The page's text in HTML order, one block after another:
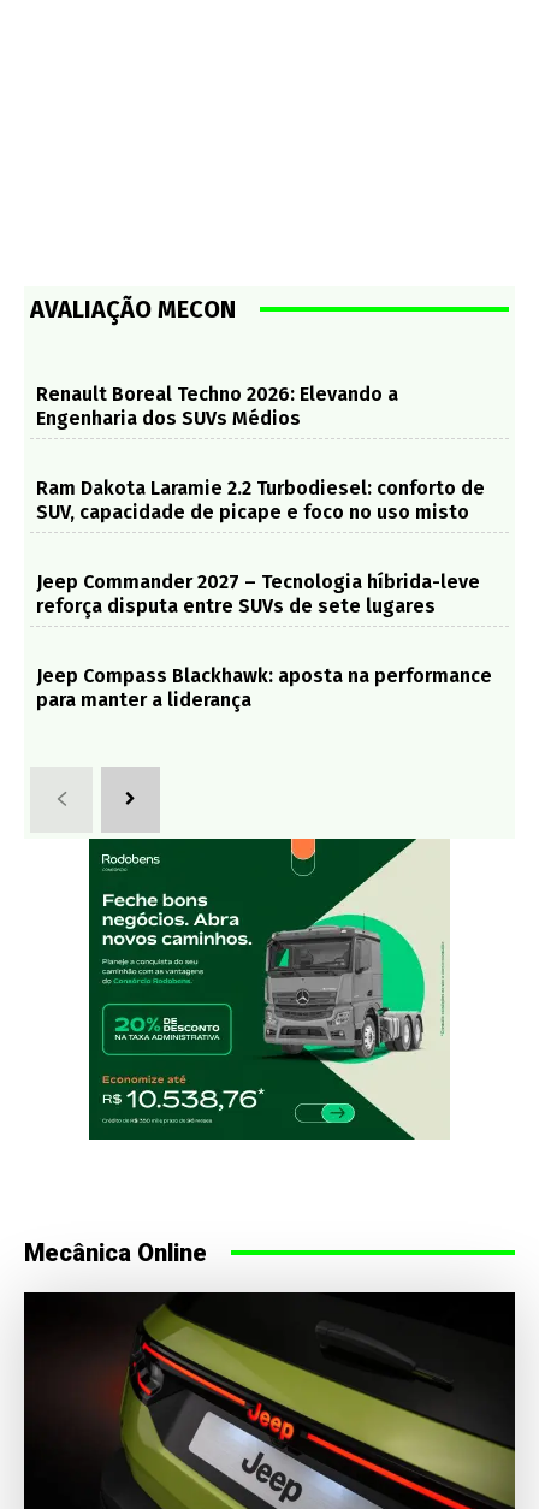
AVALIAÇÃO MECON
Renault Boreal Techno 2026: Elevando a
Engenharia dos SUVs Médios
Ram Dakota Laramie 2.2 Turbodiesel: conforto de
SUV, capacidade de picape e foco no uso misto
Jeep Commander 2027 – Tecnologia híbrida-leve
reforça disputa entre SUVs de sete lugares
Jeep Compass Blackhawk: aposta na performance
para manter a liderança
Mecânica Online